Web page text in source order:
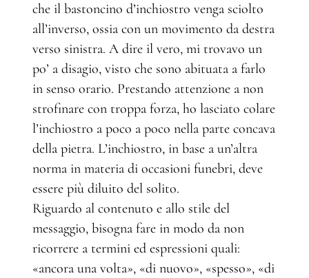
che il bastoncino d’inchiostro venga sciolto
all’inverso, ossia con un movimento da destra
verso sinistra. A dire il vero, mi trovavo un
po’ a disagio, visto che sono abituata a farlo
in senso orario. Prestando attenzione a non
strofinare con troppa forza, ho lasciato colare
l’inchiostro a poco a poco nella parte concava
della pietra. L’inchiostro, in base a un’altra
norma in materia di occasioni funebri, deve
essere più diluito del solito.
Riguardo al contenuto e allo stile del
messaggio, bisogna fare in modo da non
ricorrere a termini ed espressioni quali:
«ancora una volta», «di nuovo», «spesso», «di